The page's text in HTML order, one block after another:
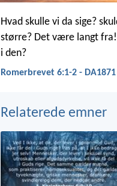
Hvad skulle vi da sige?
større? Det være langt fra!
i den?
Romerbrevet 6:1-2 - DA1871
Relaterede emner